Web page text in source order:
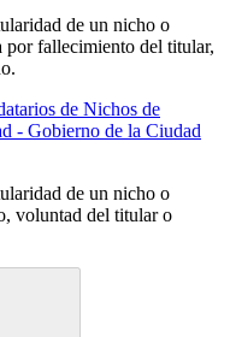
de un nicho o
por fallecimiento del titular,
de Nichos de
- Gobierno de la Ciudad
de un nicho o
voluntad del titular o